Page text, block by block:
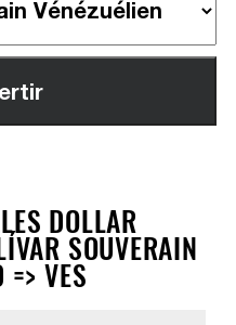
DOLLAR
SOUVERAIN
=> VES